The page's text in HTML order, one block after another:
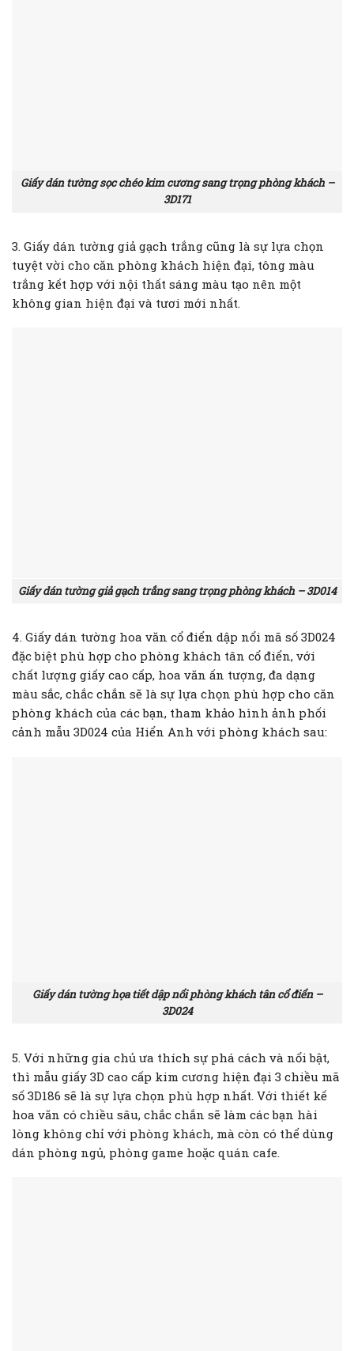
Giấy dán tường sọc chéo kim cương sang trọng phòng khách –
3D171
3. Giấy dán tường giả gạch trắng cũng là sự lựa chọn
tuyệt vời cho căn phòng khách hiện đại, tông màu
trắng kết hợp với nội thất sáng màu tạo nên một
không gian hiện đại và tươi mới nhất.
Giấy dán tường giả gạch trắng sang trọng phòng khách – 3D014
4. Giấy dán tường hoa văn cổ điển dập nổi mã số 3D024
đặc biệt phù hợp cho phòng khách tân cổ điển, với
chất lượng giấy cao cấp, hoa văn ấn tượng, đa dạng
màu sắc, chắc chắn sẽ là sự lựa chọn phù hợp cho căn
phòng khách của các bạn, tham khảo hình ảnh phối
cảnh mẫu 3D024 của Hiển Anh với phòng khách sau:
Giấy dán tường họa tiết dập nổi phòng khách tân cổ điển –
3D024
5. Với những gia chủ ưa thích sự phá cách và nổi bật,
thì mẫu giấy 3D cao cấp kim cương hiện đại 3 chiều mã
số 3D186 sẽ là sự lựa chọn phù hợp nhất. Với thiết kế
hoa văn có chiều sâu, chắc chắn sẽ làm các bạn hài
lòng không chỉ với phòng khách, mà còn có thể dùng
dán phòng ngủ, phòng game hoặc quán cafe.